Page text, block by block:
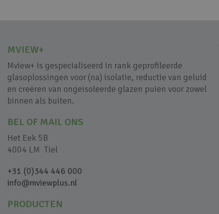
MVIEW+
Mview+ is gespecialiseerd in rank geprofileerde
glasoplossingen voor (na) isolatie, reductie van geluid
en creëren van ongeïsoleerde glazen puien voor zowel
binnen als buiten.
BEL OF MAIL ONS
Het Eek 5B
4004 LM Tiel
+31 (0)344 446 000
info@mviewplus.nl
PRODUCTEN